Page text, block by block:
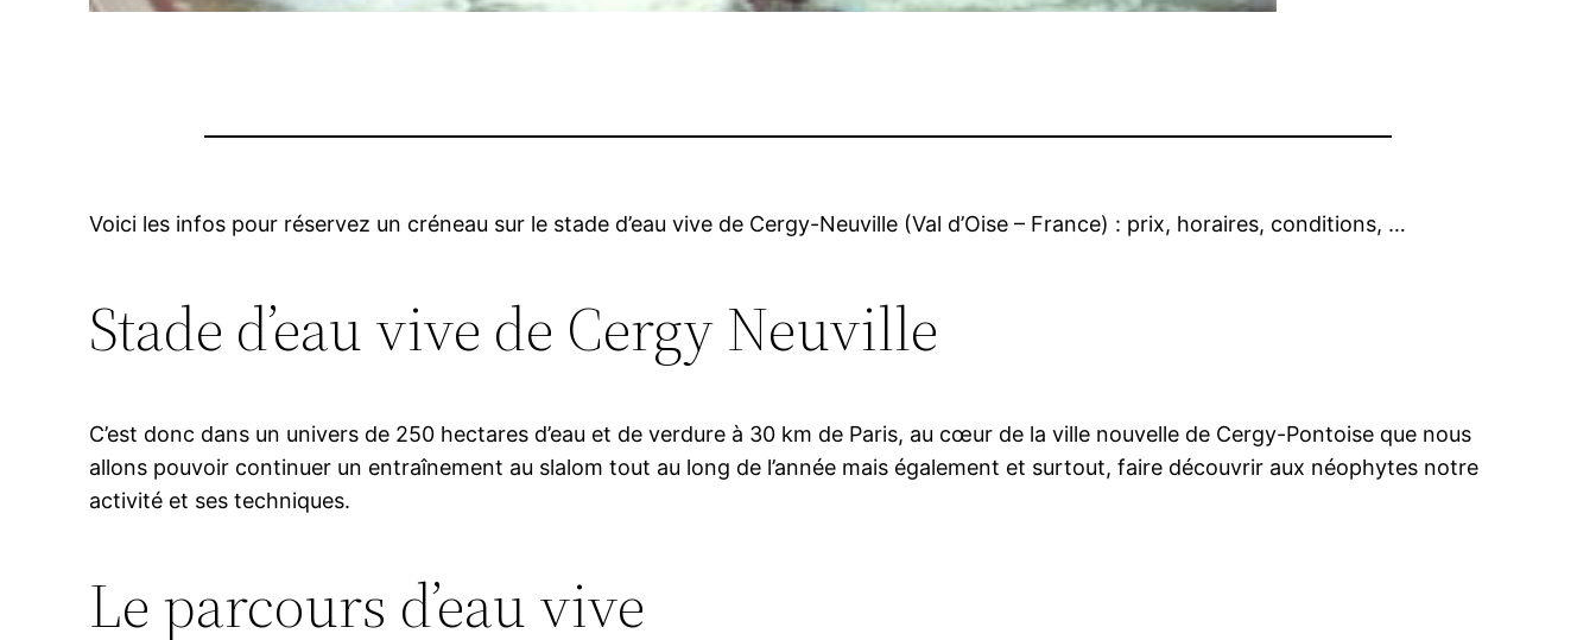
Voici les infos pour réservez un créneau sur le stade d’eau vive de Cergy-Neuville (Val d’Oise – France) : prix, horaires, conditions, …
Stade d’eau vive de Cergy Neuville
C’est donc dans un univers de 250 hectares d’eau et de verdure à 30 km de Paris, au cœur de la ville nouvelle de Cergy-Pontoise que nous
allons pouvoir continuer un entraînement au slalom tout au long de l’année mais également et surtout, faire découvrir aux néophytes notre
activité et ses techniques.
Le parcours d’eau vive